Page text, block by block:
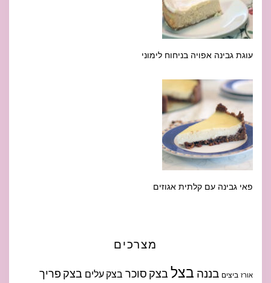
עוגת גבינה אפויה בניחוח לימוני
פאי גבינה עם קלתית אגוזים
מצרכים
אורז ביצים בננה בצל בצק סוכר בצק עלים בצק פריך